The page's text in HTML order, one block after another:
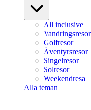
All inclusive
Vandringsresor
Golfresor
Äventyrsresor
Singelresor
Solresor
Weekendresa
Alla teman